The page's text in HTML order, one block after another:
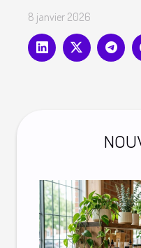
8 janvier 2026